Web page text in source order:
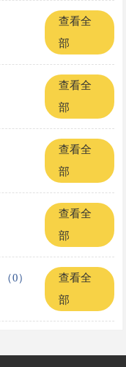
查看全
部
查看全
部
查看全
部
查看全
部
（0）
查看全
部